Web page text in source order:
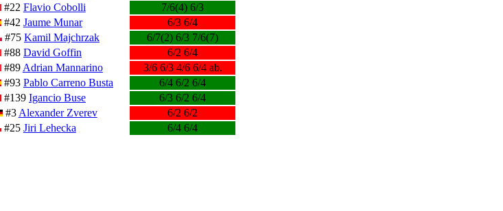
#22 Flavio Cobolli
7/6(4) 6/3
#42 Jaume Munar
6/3 6/4
#75 Kamil Majchrzak
6/7(2) 6/3 7/6(7)
#88 David Goffin
6/2 6/4
#89 Adrian Mannarino
3/6 6/3 4/6 6/4 ab.
#93 Pablo Carreno Busta
6/4 6/2 6/4
#139 Igancio Buse
6/3 6/2 6/4
#3 Alexander Zverev
6/2 6/2
#25 Jiri Lehecka
6/4 6/4